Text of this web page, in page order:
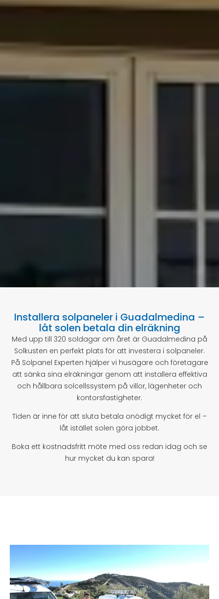
Installera solpaneler i Guadalmedina –
låt solen betala din elräkning
Med upp till 320 soldagar om året är Guadalmedina på
Solkusten en perfekt plats för att investera i solpaneler.
På Solpanel Experten hjälper vi husägare och företagare
att sänka sina elräkningar genom att installera effektiva
och hållbara solcellssystem på villor, lägenheter och
kontorsfastigheter.
Tiden är inne för att sluta betala onödigt mycket för el –
låt istället solen göra jobbet.
Boka ett kostnadsfritt möte med oss redan idag och se
hur mycket du kan spara!